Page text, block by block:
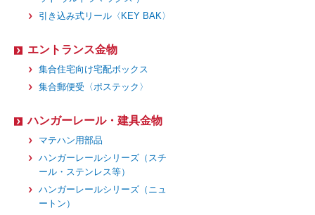
引き込み式リール〈KEY BAK〉
エントランス金物
集合住宅向け宅配ボックス
集合郵便受〈ポステック〉
ハンガーレール・建具金物
マテハン用部品
ハンガーレールシリーズ（スチ
ール・ステンレス等）
ハンガーレールシリーズ（ニュ
ートン）